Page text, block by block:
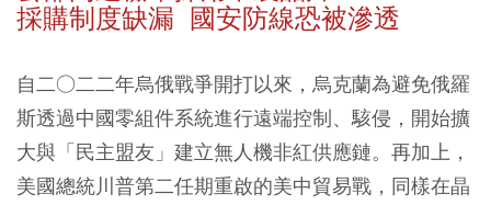
採購制度缺漏 國安防線恐被滲透
自二○二二年烏俄戰爭開打以來，烏克蘭為避免俄羅
斯透過中國零組件系統進行遠端控制、駭侵，開始擴
大與「民主盟友」建立無人機非紅供應鏈。再加上，
美國總統川普第二任期重啟的美中貿易戰，同樣在晶